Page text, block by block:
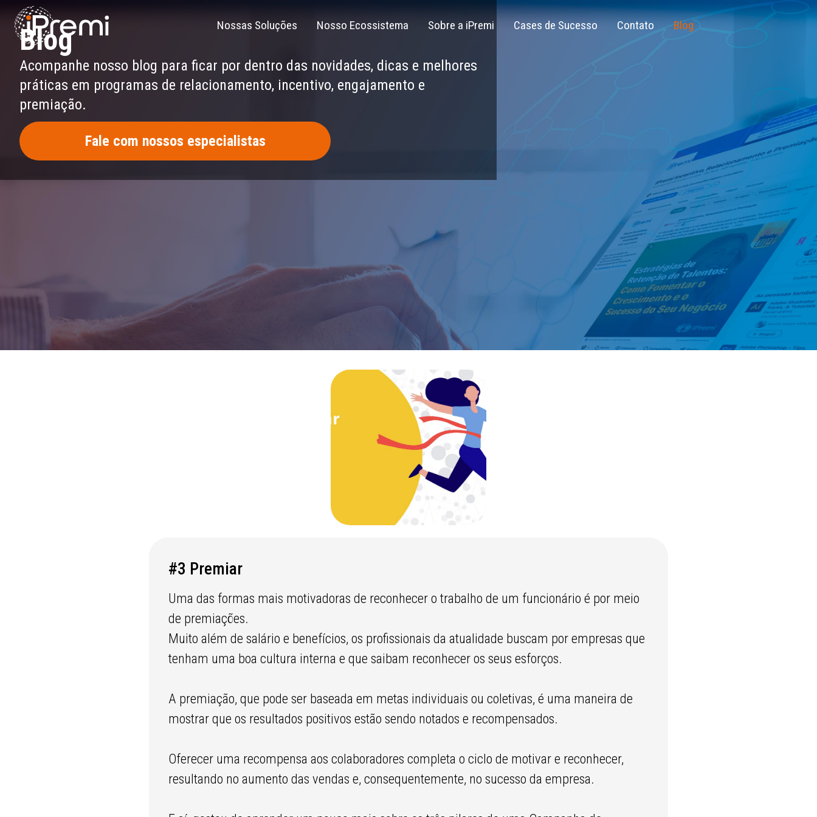
contentBlog
Acompanhe nosso blog para ficar por dentro das novidades, dicas e melhores
práticas em programas de relacionamento, incentivo, engajamento e
premiação.
Fale com nossos especialistas
Nossas Soluções Nosso Ecossistema Sobre a iPremi Cases de Sucesso Contato Blog
#3 Premiar
Uma das formas mais motivadoras de reconhecer o trabalho de um funcionário é por meio
de premiações.
Muito além de salário e benefícios, os profissionais da atualidade buscam por empresas que
tenham uma boa cultura interna e que saibam reconhecer os seus esforços. ​
A premiação, que pode ser baseada em metas individuais ou coletivas, é uma maneira de
mostrar que os resultados positivos estão sendo notados e recompensados. ​
Oferecer uma recompensa aos colaboradores completa o ciclo de motivar e reconhecer,
resultando no aumento das vendas e, consequentemente, no sucesso da empresa.​